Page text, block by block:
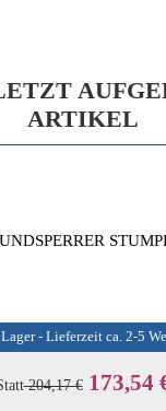
ARTIKEL
- Lieferzeit ca. 2-5
204,17 € 173,54